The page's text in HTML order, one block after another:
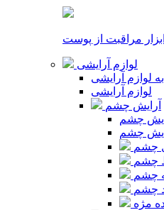
ابزار مراقبت از پوست
لوازم آرایشی
لوازم آرایشی
لوازم آرایشی
آرایش چشم
چشم
چشم
چشم
چشم
چشم
چشم
مژه